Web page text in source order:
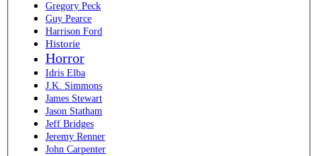
Gregory Peck
Guy Pearce
Harrison Ford
Historie
Horror
Idris Elba
J.K. Simmons
James Stewart
Jason Statham
Jeff Bridges
Jeremy Renner
John Carpenter